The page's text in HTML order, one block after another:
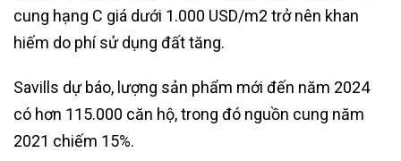
cung hạng C giá dưới 1.000 USD/m2 trở nên khan
hiếm do phí sử dụng đất tăng.
Savills dự báo, lượng sản phẩm mới đến năm 2024
có hơn 115.000 căn hộ, trong đó nguồn cung năm
2021 chiếm 15%.